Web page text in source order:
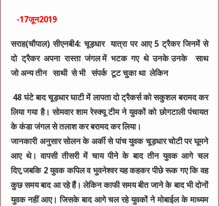
-17जून2019
सराह(चौपाल) सीएनबी4: चूड़धार यात्रा पर आए 5 ट्रैकर जिनमें से
दो ट्रैकर अपना रास्ता जंगल में भटक गए थे उनके उनके साथ
जो अन्य तीन साथी से भी संपर्क टूट चुका था लेकिन
48 घंटे बाद चूड़धार घाटी में लापता दो ट्रैकर्स को सकुशल बरामद कर
लिया गया है। सोमवार शाम रेस्क्यू टीम ने युवकों को छोगटाली पंचायत
के कंडा जंगल से तलाश कर बरामद कर लिया।
जानकारी अनुसार सोलन के अर्की से पांच युवक चूड़धार चोटी पर घूमने
आए थे। वापसी तीसरी में चाय पीने के बाद तीन युवक आगे चल
दिए,जबकि 2 युवक कपिल व भुवनेश्वर यह कहकर पीछे रूक गए कि वह
कुछ समय बाद आ रहे हैं। लेकिन काफी समय बीत जाने के बाद भी दोनों
युवक नहीं आए। जिसके बाद आगे चल रहे युवकों ने मोबाईल के माध्यम